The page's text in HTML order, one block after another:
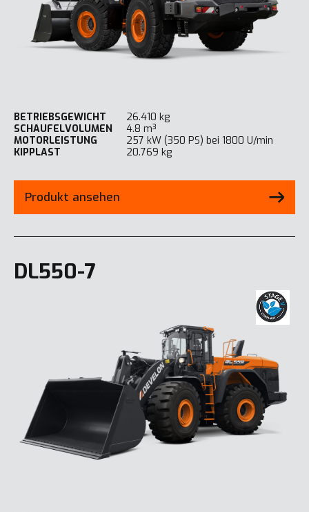
BETRIEBSGEWICHT
26.410 kg
SCHAUFELVOLUMEN
4.8 m³
MOTORLEISTUNG
257 kW (350 PS) bei 1800 U/min
KIPPLAST
20.769 kg
Produkt ansehen
DL550-7